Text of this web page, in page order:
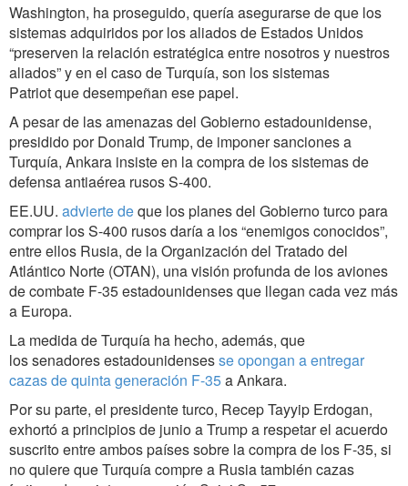
Washington, ha proseguido, quería asegurarse de que los
sistemas adquiridos por los aliados de Estados Unidos
“preserven la relación estratégica entre nosotros y nuestros
aliados” y en el caso de Turquía, son los sistemas
Patriot que desempeñan ese papel.
A pesar de las amenazas del Gobierno estadounidense,
presidido por Donald Trump, de imponer sanciones a
Turquía, Ankara insiste en la compra de los sistemas de
defensa antiaérea rusos S-400.
EE.UU. advierte deque los planes del Gobierno turco para
comprar los S-400 rusos daría a los “enemigos conocidos”,
entre ellos Rusia, de la Organización del Tratado del
Atlántico Norte (OTAN), una visión profunda de los aviones
de combate F-35 estadounidenses que llegan cada vez más
a Europa.
La medida de Turquía ha hecho, además, que
los senadores estadounidensesse opongan a entregar
cazas de quinta generación F-35a Ankara.
Por su parte, el presidente turco, Recep Tayyip Erdogan,
exhortó a principios de junio a Trump a respetar el acuerdo
suscrito entre ambos países sobre la compra de los F-35, si
no quiere que Turquía compre a Rusia también cazas